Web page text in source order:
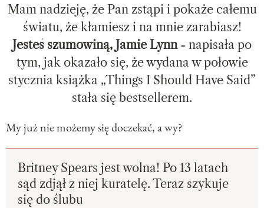
Mam nadzieję, że Pan zstąpi i pokaże całemu
światu, że kłamiesz i na mnie zarabiasz!
Jesteś szumowiną, Jamie Lynn- napisała po
tym, jak okazało się, że wydana w połowie
stycznia książka „Things I Should Have Said”
stała się bestsellerem.
My już nie możemy się doczekać, a wy?
Britney Spears jest wolna! Po 13 latach
sąd zdjął z niej kuratelę. Teraz szykuje
się do ślubu